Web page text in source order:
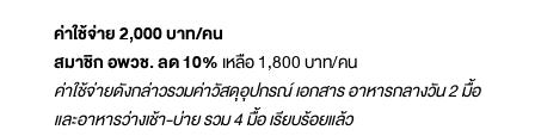
ค่าใช้จ่าย 2,000 บาท/คน
สมาชิก อพวช. ลด 10% เหลือ 1,800 บาท/คน
ค่าใช้จ่ายดังกล่าวรวมค่าวัสดุอุปกรณ์ เอกสาร อาหารกลางวัน 2 มื้อ
และอาหารว่างเช้า-บ่าย รวม 4 มื้อ เรียบร้อยแล้ว